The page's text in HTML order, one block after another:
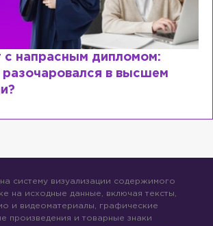
с напрасным дипломом:
в высшем
систему визуализации содержимого
на исходные данные, включая тексты,
и видеоматериалы, графические
произведения и товарные знаки